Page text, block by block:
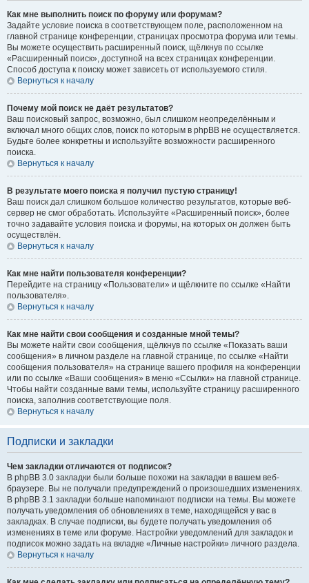
Как мне выполнить поиск по форуму или форумам?
Задайте условие поиска в соответствующем поле, расположенном на
главной странице конференции, страницах просмотра форума или темы.
Вы можете осуществить расширенный поиск, щёлкнув по ссылке
«Расширенный поиск», доступной на всех страницах конференции.
Способ доступа к поиску может зависеть от используемого стиля.
Вернуться к началу
Почему мой поиск не даёт результатов?
Ваш поисковый запрос, возможно, был слишком неопределённым и
включал много общих слов, поиск по которым в phpBB не осуществляется.
Будьте более конкретны и используйте возможности расширенного
поиска.
Вернуться к началу
В результате моего поиска я получил пустую страницу!
Ваш поиск дал слишком большое количество результатов, которые веб-
сервер не смог обработать. Используйте «Расширенный поиск», более
точно задавайте условия поиска и форумы, на которых он должен быть
осуществлён.
Вернуться к началу
Как мне найти пользователя конференции?
Перейдите на страницу «Пользователи» и щёлкните по ссылке «Найти
пользователя».
Вернуться к началу
Как мне найти свои сообщения и созданные мной темы?
Вы можете найти свои сообщения, щёлкнув по ссылке «Показать ваши
сообщения» в личном разделе на главной странице, по ссылке «Найти
сообщения пользователя» на странице вашего профиля на конференции
или по ссылке «Ваши сообщения» в меню «Ссылки» на главной странице.
Чтобы найти созданные вами темы, используйте страницу расширенного
поиска, заполнив соответствующие поля.
Вернуться к началу
Подписки и закладки
Чем закладки отличаются от подписок?
В phpBB 3.0 закладки были больше похожи на закладки в вашем веб-
браузере. Вы не получали предупреждений о произошедших изменениях.
В phpBB 3.1 закладки больше напоминают подписки на темы. Вы можете
получать уведомления об обновлениях в теме, находящейся у вас в
закладках. В случае подписки, вы будете получать уведомления об
изменениях в теме или форуме. Настройки уведомлений для закладок и
подписок можно задать на вкладке «Личные настройки» личного раздела.
Вернуться к началу